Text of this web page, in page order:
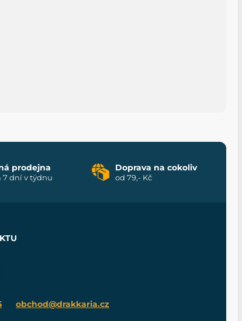
prodejna
7 dní v týdnu
Doprava na cokoliv
od 79,- Kč
obchod@drakkaria.cz